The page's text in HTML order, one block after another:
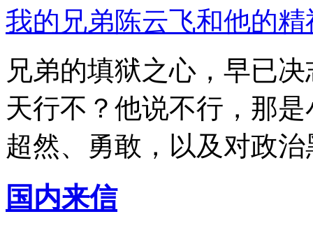
我的兄弟陈云飞和他的
兄弟的填狱之心，早已
天行不？他说不行，那
超然、勇敢，以及对政
国内来信